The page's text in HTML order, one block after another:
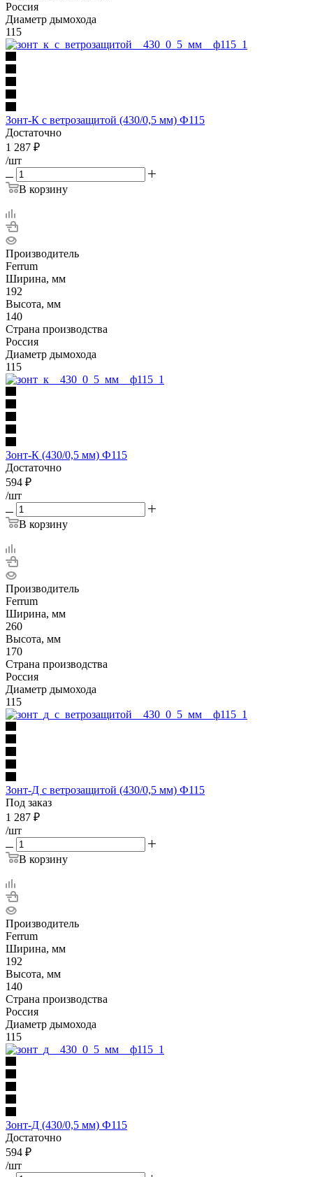
Россия
Диаметр дымохода
115
Зонт-К с ветрозащитой (430/0,5 мм) Ф115
Достаточно
1 287 ₽
/шт
В корзину
Производитель
Ferrum
Ширина, мм
192
Высота, мм
140
Страна производства
Россия
Диаметр дымохода
115
Зонт-К (430/0,5 мм) Ф115
Достаточно
594 ₽
/шт
В корзину
Производитель
Ferrum
Ширина, мм
260
Высота, мм
170
Страна производства
Россия
Диаметр дымохода
115
Зонт-Д с ветрозащитой (430/0,5 мм) Ф115
Под заказ
1 287 ₽
/шт
В корзину
Производитель
Ferrum
Ширина, мм
192
Высота, мм
140
Страна производства
Россия
Диаметр дымохода
115
Зонт-Д (430/0,5 мм) Ф115
Достаточно
594 ₽
/шт